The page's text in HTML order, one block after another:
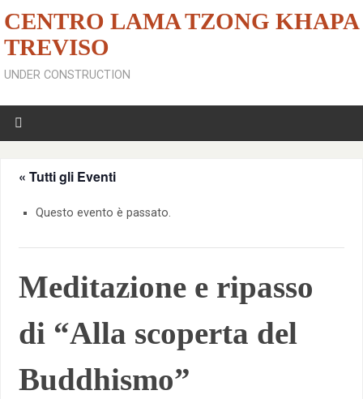
CENTRO LAMA TZONG KHAPA
TREVISO
UNDER CONSTRUCTION
« Tutti gli Eventi
Questo evento è passato.
Meditazione e ripasso
di “Alla scoperta del
Buddhismo”